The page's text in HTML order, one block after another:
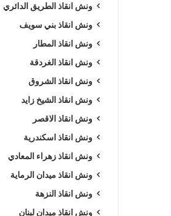
ونش انقاذ الطريق الدائري
ونش انقاذ بني سويف
ونش انقاذ المطار
ونش انقاذ الغردقة
ونش انقاذ الشروق
ونش انقاذ الشيخ زايد
ونش انقاذ الاقصر
ونش انقاذ اسكندرية
ونش انقاذ زهراء المعادي
ونش انقاذ ميدان الرماية
ونش انقاذ النزهة
ونش انقاذ ميدان لبنان